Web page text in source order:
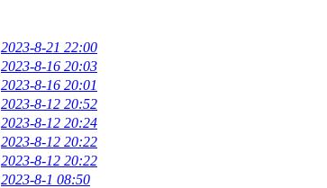
2023-8-21 22:00
2023-8-16 20:03
2023-8-16 20:01
2023-8-12 20:52
2023-8-12 20:24
2023-8-12 20:22
2023-8-12 20:22
2023-8-1 08:50